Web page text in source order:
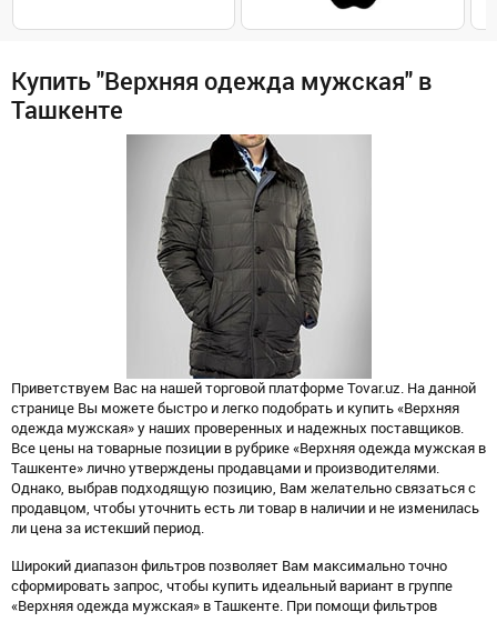
Купить "Верхняя одежда мужская" в
Ташкенте
Приветствуем Вас на нашей торговой платформе Tovar.uz. На данной
странице Вы можете быстро и легко подобрать и купить «Верхняя
одежда мужская» у наших проверенных и надежных поставщиков.
Все цены на товарные позиции в рубрике «Верхняя одежда мужская в
Ташкенте» лично утверждены продавцами и производителями.
Однако, выбрав подходящую позицию, Вам желательно связаться с
продавцом, чтобы уточнить есть ли товар в наличии и не изменилась
ли цена за истекший период.
Широкий диапазон фильтров позволяет Вам максимально точно
сформировать запрос, чтобы купить идеальный вариант в группе
«Верхняя одежда мужская» в Ташкенте. При помощи фильтров